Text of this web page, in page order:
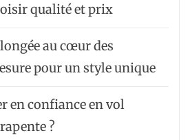
qualité et prix
au cœur des
pour un style unique
en confiance en vol
?